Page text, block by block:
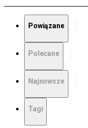
Powiązane
Polecane
Najnowsze
Tagi